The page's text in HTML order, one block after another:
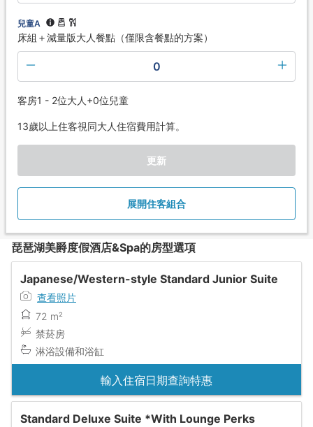
兒童A
床組＋減量版大人餐點（僅限含餐點的方案）
0
客房1 - 2位大人+0位兒童
13歲以上住客視同大人住宿費用計算。
更新
展開住客組合
琵琶湖美爵度假酒店&Spa的房型選項
Japanese/Western-style Standard Junior Suite
查看照片
72 m²
禁菸房
淋浴設備和浴缸
輸入住宿日期查詢特惠
Standard Deluxe Suite *With Lounge Perks